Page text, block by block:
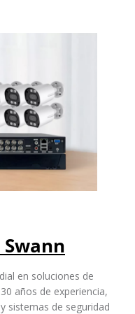
en soluciones de
años de experiencia,
sistemas de seguridad